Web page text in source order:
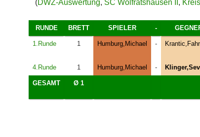
( DWZ-Auswertung, SC Wolfratshausen II ,
RUNDE BRETT SPIELER -
1.Runde 1 Humburg,Michael -
4.Runde 1 Humburg,Michael -
GESAMT Ø 1